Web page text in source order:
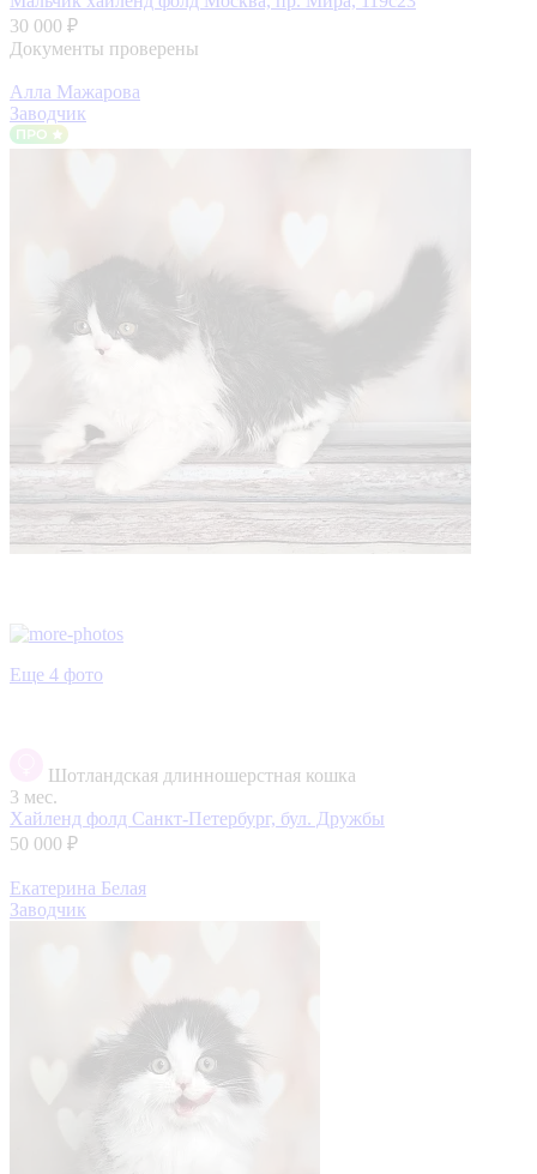
30 000 ₽
Документы проверены
Алла Мажарова
Заводчик
Еще 4 фото
Шотландская длинношерстная кошка
3 мес.
Хайленд фолд Санкт-Петербург, бул. Дружбы
50 000 ₽
Екатерина Белая
Заводчик